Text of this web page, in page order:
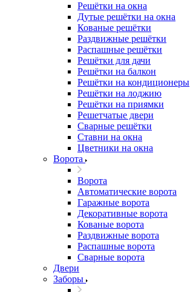
Решётки на окна
Дутые решётки на окна
Кованые решётки
Раздвижные решётки
Распашные решётки
Решётки для дачи
Решётки на балкон
Решётки на кондиционеры
Решётки на лоджию
Решётки на приямки
Решетчатые двери
Сварные решётки
Ставни на окна
Цветники на окна
Ворота
Ворота
Автоматические ворота
Гаражные ворота
Декоративные ворота
Кованые ворота
Раздвижные ворота
Распашные ворота
Сварные ворота
Двери
Заборы